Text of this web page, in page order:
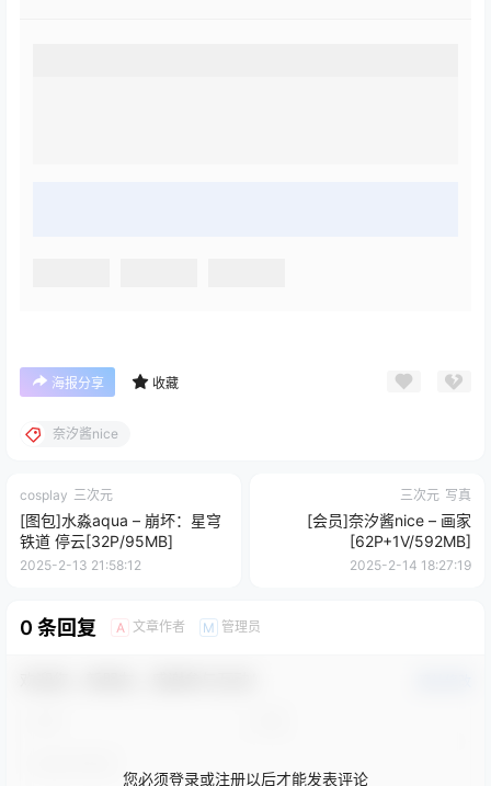
海报分享 收藏
奈汐酱nice
cosplay 三次元
[图包]水淼aqua – 崩坏：星穹
铁道 停云[32P/95MB]
2025-2-13 21:58:12
三次元 写真
[会员]奈汐酱nice – 画家
[62P+1V/592MB]
2025-2-14 18:27:19
0 条回复 A 文章作者 M 管理员
您必须登录或注册以后才能发表评论